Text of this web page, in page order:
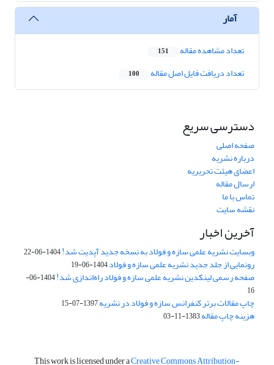
آمار
تعداد مشاهده مقاله 151
تعداد دریافت فایل اصل مقاله 100
دسترسی سریع
صفحه اصلی
درباره نشریه
اعضای هیئت تحریریه
ارسال مقاله
تماس با ما
نقشه سایت
آخرین اخبار
وبسایت نشریه علمی سازه و فولاد به نسخه جدید آپدیت شد!1404-06-22
رونمایی از جلد جدید نشریه علمی سازه و فولاد1404-06-19
صفحه رسمی لینکدین نشریه علمی سازه و فولاد راه‌اندازی شد!
1404-06-
16
چاپ مقالات برتر کنفرانس سازه و فولاد در نشریه1397-07-15
هزینه چاپ مقاله1383-11-03
This work is licensed under aCreative Commons Attribution-